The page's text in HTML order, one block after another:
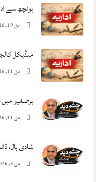
پونچھ سے
مئ 19, 2026
میڈیکل
مئ 11, 2026
برصغیر میں
مئ 11, 2026
شادی ہال،
مئ 5, 2026